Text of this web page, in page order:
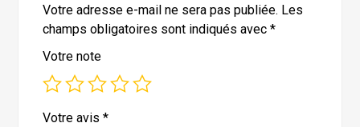
Votre adresse e-mail ne sera pas publiée. Les
champs obligatoires sont indiqués avec*
Votre note
Votre avis*